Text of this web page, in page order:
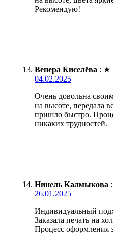
Рекомендую!
Венера Киселёва : ★
04.02.2025
Очень довольна
на высоте, передала
пришло быстро.
никаких трудностей.
Нинель Калмыкова :
26.01.2025
Индивидуальный
Заказала печать на
Процесс оформления